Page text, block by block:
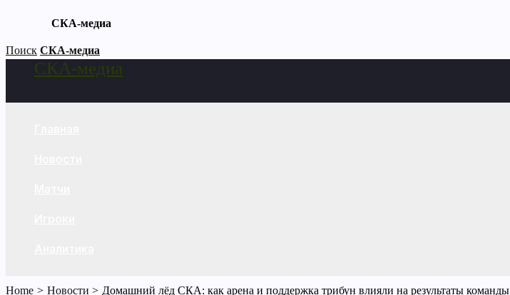
СКА-медиа
Skip
Поиск СКА-медиа
СКА-медиа
Home Новости Домашний лёд СКА: как арена и поддержка трибун влияли на результаты команды